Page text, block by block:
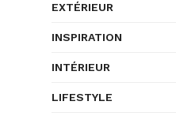
EXTÉRIEUR
INSPIRATION
INTÉRIEUR
LIFESTYLE